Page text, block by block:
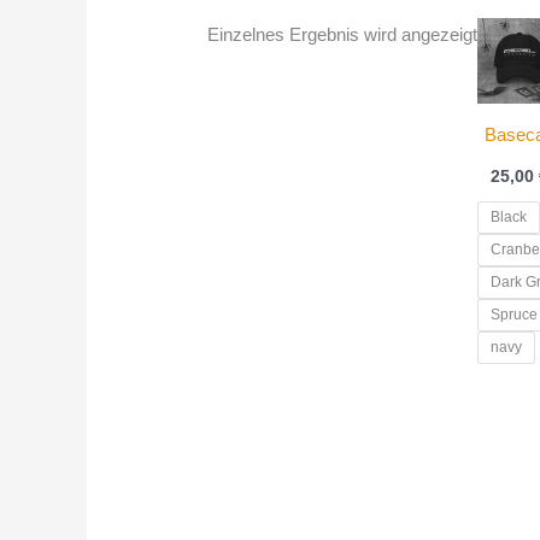
Einzelnes Ergebnis wird angezeigt
25,00
Black
Dark
Spruce
navy